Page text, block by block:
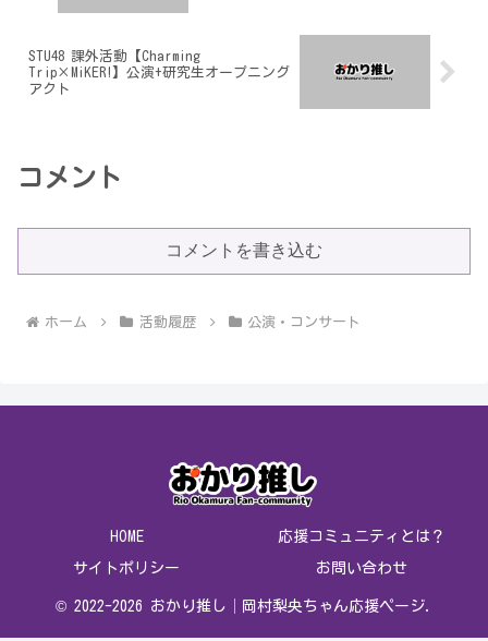
STU48 課外活動【Charming
Trip×MiKER!】公演+研究生オープニング
アクト
コメント
コメントを書き込む
ホーム 活動履歴 公演・コンサート
HOME 応援コミュニティとは？
サイトポリシー お問い合わせ
© 2022-2026 おかり推し│岡村梨央ちゃん応援ページ.